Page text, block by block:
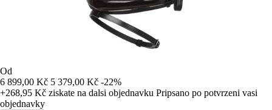
Od
6 899,00 Kč 5 379,00 Kč -22%
+268,95 Kč ziskate na dalsi objednavku Pripsano po potvrzeni vasi
objednavky